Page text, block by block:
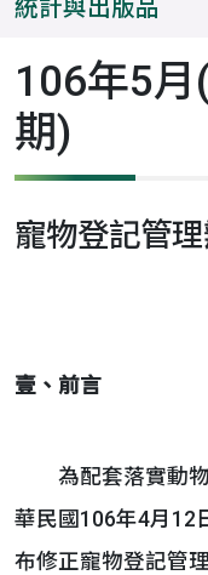
統計與出版品
106年5
期)
寵物登記管
壹、前言
為配套落實動物
華民國106年4月12
布修正寵物登記管